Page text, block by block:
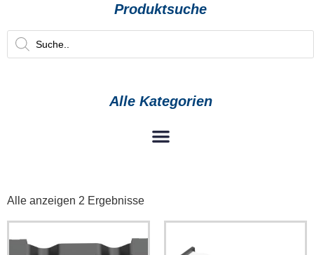
Produktsuche
Alle Kategorien
Alle anzeigen 2 Ergebnisse